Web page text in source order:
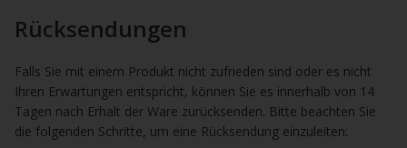
Rücksendungen
Falls Sie mit einem Produkt nicht zufrieden sind oder es nicht
Ihren Erwartungen entspricht, können Sie es innerhalb von 14
Tagen nach Erhalt der Ware zurücksenden. Bitte beachten Sie
die folgenden Schritte, um eine Rücksendung einzuleiten: